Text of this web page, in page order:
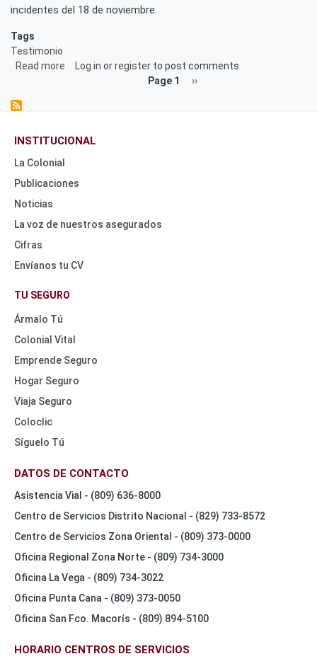
incidentes del 18 de noviembre.
Tags
Testimonio
Read more about
los
del
noviembre
Tú
Log in orregister to post comments
Page 1
Next
››
INSTITUCIONAL
La Colonial
Publicaciones
Noticias
La voz de nuestros asegurados
Cifras
Envíanos tu CV
NAV
TU SEGURO
Ármalo Tú
Colonial Vital
Emprende Seguro
Hogar Seguro
Viaja Seguro
Coloclic
Síguelo Tú
DATOS DE CONTACTO
Asistencia Vial - (809) 636-8000
Centro de Servicios Distrito Nacional - (829) 733-8572
Centro de Servicios Zona Oriental - (809) 373-0000
Oficina Regional Zona Norte - (809) 734-3000
Oficina La Vega - (809) 734-3022
Oficina Punta Cana - (809) 373-0050
Oficina San Fco. Macorís - (809) 894-5100
HORARIO CENTROS DE SERVICIOS